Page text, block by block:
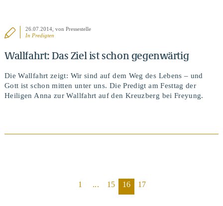
26.07.2014 , von Pressestelle
In Predigten
Wallfahrt: Das Ziel ist schon gegenwärtig
Die Wallfahrt zeigt: Wir sind auf dem Weg des Lebens – und
Gott ist schon mitten unter uns. Die Predigt am Festtag der
Heiligen Anna zur Wallfahrt auf den Kreuzberg bei Freyung.
1 ... 15 16 17